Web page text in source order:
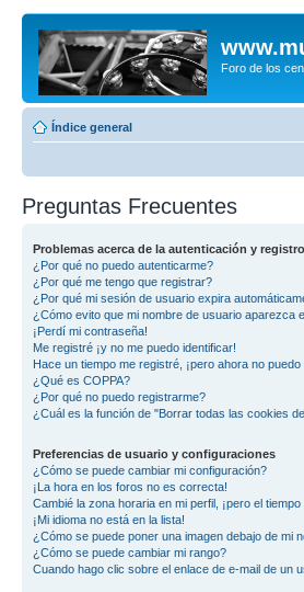
Foro de los
Índice general
Preguntas Frecuentes
Problemas acerca de la autenticación y registro
¿Por qué no puedo autenticarme?
¿Por qué me tengo que registrar?
¿Por qué mi sesión de usuario expira
¿Cómo evito que mi nombre de usuario aparezca
¡Perdí mi contraseña!
Me registré ¡y no me puedo identificar!
Hace un tiempo me registré, ¡pero ahora no
¿Qué es COPPA?
¿Por qué no puedo registrarme?
¿Cuál es la función de "Borrar todas las cookies
Preferencias de usuario y configuraciones
¿Cómo se puede cambiar mi configuración?
¡La hora en los foros no es correcta!
Cambié la zona horaria en mi perfil, ¡pero el
¡Mi idioma no está en la lista!
¿Cómo se puede poner una imagen debajo de mi
¿Cómo se puede cambiar mi rango?
Cuando hago clic sobre el enlace de e-mail de un